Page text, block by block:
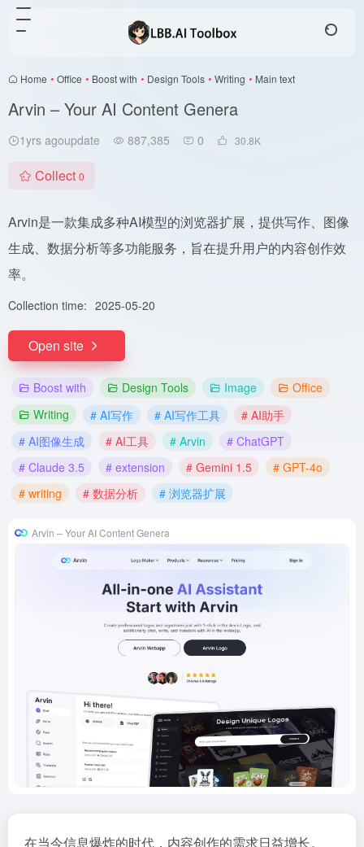
Home • Office • Boost with • Design Tools • Writing • Main text
Arvin – Your AI Content Genera
1yrs agoupdate 887,385 0 30.8K
Collect 0
Arvin是一款集成多种AI模型的浏览器扩展，提供写作、图像
生成、数据分析等多功能服务，旨在提升用户的内容创作效
率。
Collection time: 2025-05-20
Open site
Boost with Design Tools Image
Office
Writing
# AI写作 # AI写作工具
# AI助手
# AI图像生成
# AI工具 # Arvin
# ChatGPT
# Claude 3.5
# extension # Gemini 1.5
# GPT-4o
# writing
# 数据分析 # 浏览器扩展
Arvin – Your AI Content Genera
在当今信息爆炸的时代，内容创作的需求日益增长。